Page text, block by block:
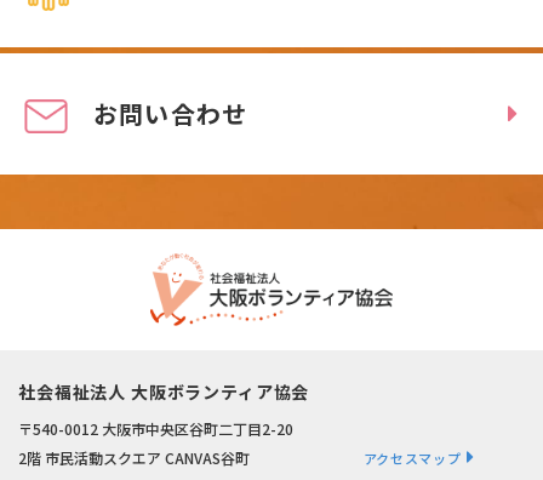
お問い合わせ
社会福祉法人 大阪ボランティア協会
〒540-0012 大阪市中央区谷町二丁目2-20
2階 市民活動スクエア CANVAS谷町
アクセスマップ